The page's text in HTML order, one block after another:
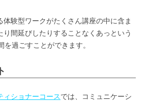
験型ワークがたくさん講座の中に含ま
間延びしたりすることなくあっという
過ごすことができます。
ィショナーコースでは、コミュニケーシ